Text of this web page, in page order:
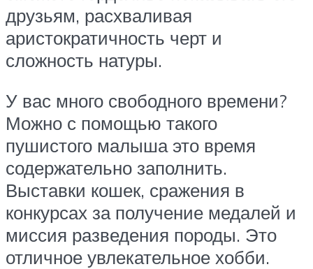
друзьям, расхваливая
аристократичность черт и
сложность натуры.
У вас много свободного времени?
Можно с помощью такого
пушистого малыша это время
содержательно заполнить.
Выставки кошек, сражения в
конкурсах за получение медалей и
миссия разведения породы. Это
отличное увлекательное хобби.